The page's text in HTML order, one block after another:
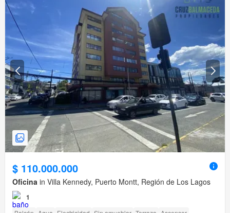
$ 110.000.000
Oficina in Villa Kennedy, Puerto Montt, Región de Los Lagos
1